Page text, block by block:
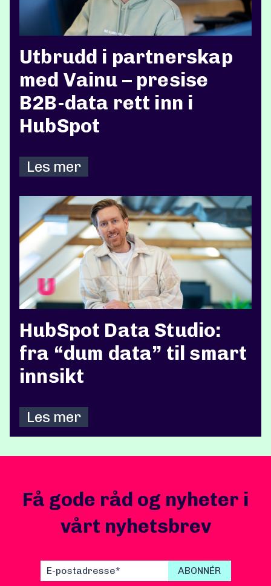
Utbrudd i partnerskap
med Vainu – presise
B2B-data rett inn i
HubSpot
Les mer
HubSpot Data Studio:
fra “dum data” til smart
innsikt
Les mer
Få gode råd og nyheter i
vårt nyhetsbrev